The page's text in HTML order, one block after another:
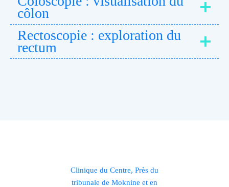
côlon
Rectoscopie : exploration du
rectum
Clinique du Centre, Près du
tribunale de Moknine et en